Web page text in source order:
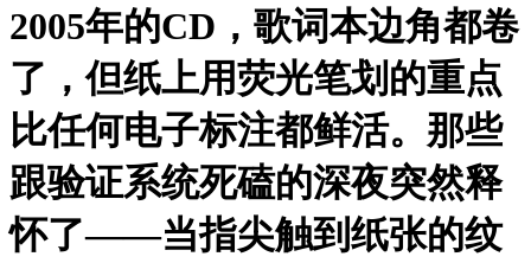
2005年的CD，歌词本边角都卷
了，但纸上用荧光笔划的重点
比任何电子标注都鲜活。那些
跟验证系统死磕的深夜突然释
怀了——当指尖触到纸张的纹